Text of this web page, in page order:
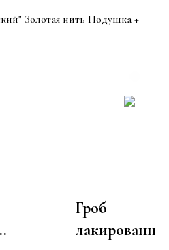
Золотая нить Подушка +
Гроб